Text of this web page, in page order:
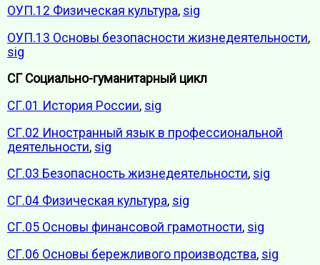
ОУП.12 Физическая культура, sig
ОУП.13 Основы безопасности жизнедеятельности,
sig
СГ Социально-гуманитарный цикл
СГ.01 История России, sig
СГ.02 Иностранный язык в профессиональной
деятельности, sig
СГ.03 Безопасность жизнедеятельности, sig
СГ.04 Физическая культура, sig
СГ.05 Основы финансовой грамотности, sig
СГ.06 Основы бережливого производства, sig